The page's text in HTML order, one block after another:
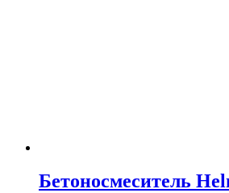
Бетоносмеситель